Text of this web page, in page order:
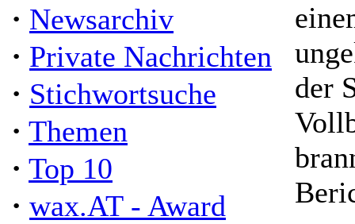
· Newsarchiv
· Private Nachrichten
· Stichwortsuche
· Themen
· Top 10
· wax.AT - Award
der